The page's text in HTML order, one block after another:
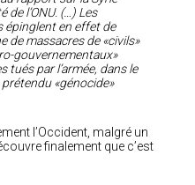
de l’ONU. (…) Les
épinglent en effet de
de massacres de «civils»
gouvernementaux»
tués par l’armée, dans le
«génocide»
l’Occident, malgré un
finalement que c’est